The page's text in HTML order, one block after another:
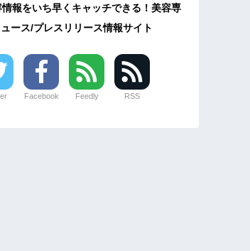
報をいち早くキャッチできる！美容専
ース/プレスリリース情報サイト
Facebook Feedly RSS